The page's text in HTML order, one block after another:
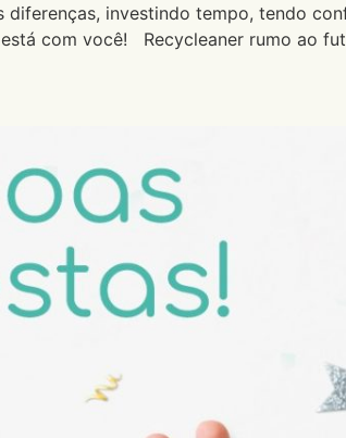
investindo tempo, tendo
com você! Recycleaner rumo ao